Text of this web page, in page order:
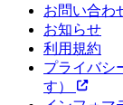
お問い合わ
お知らせ
利用規約
プライバシ
す）